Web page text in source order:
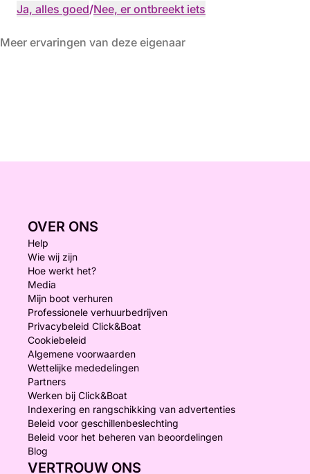
Ja, alles goed/Nee, er ontbreekt iets
Meer ervaringen van deze eigenaar
OVER ONS
Help
Wie wij zijn
Hoe werkt het?
Media
Mijn boot verhuren
Professionele verhuurbedrijven
Privacybeleid Click&Boat
Cookiebeleid
Algemene voorwaarden
Wettelijke mededelingen
Partners
Werken bij Click&Boat
Indexering en rangschikking van advertenties
Beleid voor geschillenbeslechting
Beleid voor het beheren van beoordelingen
Blog
VERTROUW ONS